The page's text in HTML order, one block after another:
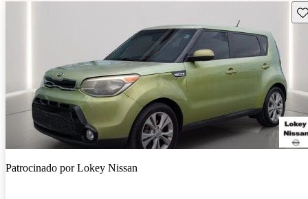
Patrocinado porLokey Nissan